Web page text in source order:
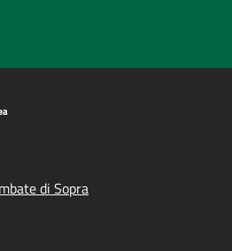
di Sopra